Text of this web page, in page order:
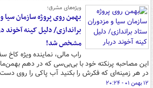
ویژه‌های مشرق؛
بهمن روی پروژه سازمان سیا
براندازی/ دلیل کینه آخوند
مشخص شد!
راب مالی، نماینده ویژه کاخ
این مصاحبه پرنکته خود با بی‌بی‌سی که در دهم
در هر زمینه‌ای که فکرش را بکنید آب پاکی را روی دست
۱۲ بهمن ۰۱ - ۲۰:۲۴